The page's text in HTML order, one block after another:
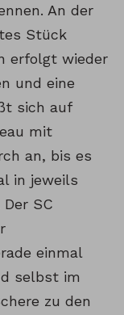
An der
Stück
erfolgt wieder
und eine
sich auf
mit
an, bis es
in jeweils
SC
einmal
selbst im
zu den